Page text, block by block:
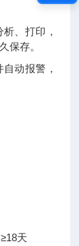
、打印，
保存。
动报警，
天